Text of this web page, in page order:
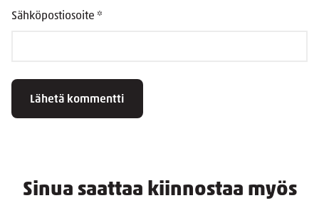
Sähköpostiosoite *
Sinua saattaa kiinnostaa myös